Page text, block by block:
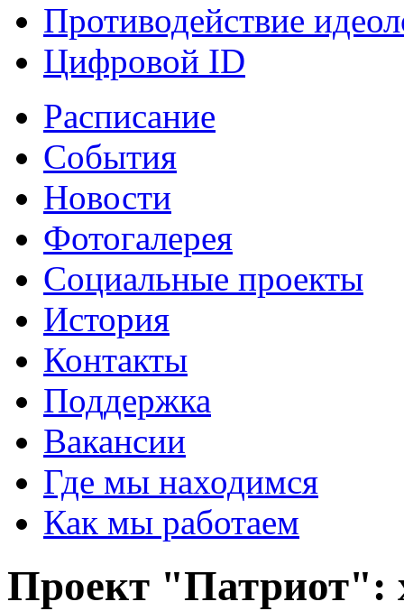
Противодействие
Цифровой ID
Расписание
События
Новости
Фотогалерея
Социальные проекты
История
Контакты
Поддержка
Вакансии
Где мы находимся
Как мы работаем
Проект